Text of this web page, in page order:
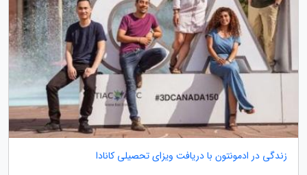
زندگی در ادمونتون با دریافت ویزای تحصیلی کانادا